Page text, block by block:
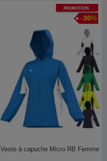
Promotion
-30%
Veste à capuche Micro RB Femme